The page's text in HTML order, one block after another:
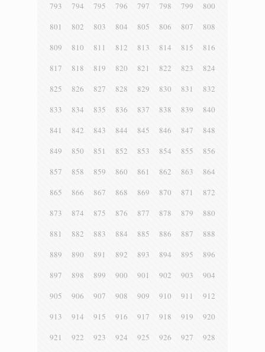
793
794 795 796 797 798 799
800
801
802 803 804 805 806 807
808
809
810 811 812 813 814 815
816
817
818 819 820 821 822 823
824
825
826 827 828 829 830 831
832
833
834 835 836 837 838 839
840
841
842 843 844 845 846 847
848
849
850 851 852 853 854 855
856
857
858 859 860 861 862 863
864
865
866 867 868 869 870 871
872
873
874 875 876 877 878 879
880
881
882 883 884 885 886 887
888
889
890 891 892 893 894 895
896
897
898 899 900 901 902 903
904
905
906 907 908 909 910 911
912
913
914 915 916 917 918 919
920
921
922 923 924 925 926 927
928